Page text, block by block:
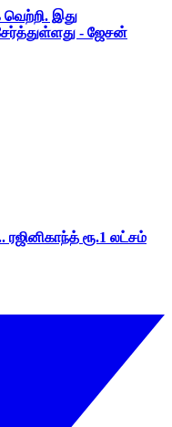
வெற்றி. இது
- ஜேசன்
ரூ.1 லட்சம்